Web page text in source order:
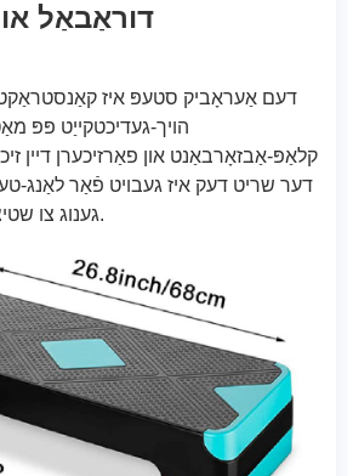
דוראַבאַל
דעם אַעראָביק סטעפּ איז
הויך-געדיכטקייַט פּפּ
קלאַפּ-אַבזאָרבאַנט און פאַרזיכערן דיין
דער שריט דעק איז געבויט פֿאַר לאַנג-
גענוג צו שטיצן אַרויף צו 400 לבס.